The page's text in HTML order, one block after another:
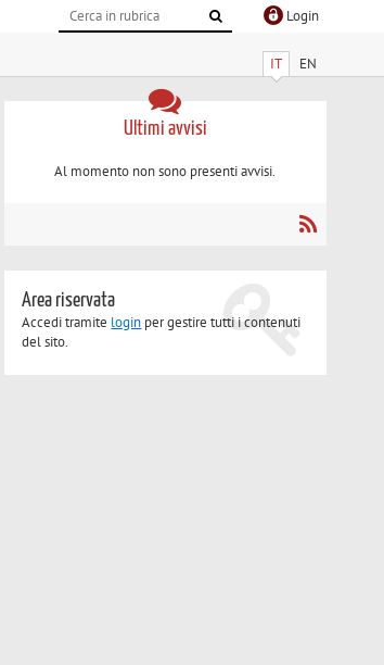
Login
IT EN
Ultimi avvisi
Al momento non sono presenti avvisi.
Area riservata
Accedi tramite login per gestire tutti i contenuti
del sito.